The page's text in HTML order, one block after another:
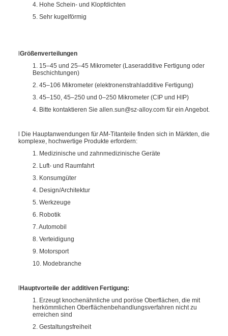
4. Hohe Schein- und Klopfdichten
5. Sehr kugelförmig
lGrößenverteilungen
1. 15–45 und 25–45 Mikrometer (Laseradditive Fertigung oder
Beschichtungen)
2. 45–106 Mikrometer (elektronenstrahladditive Fertigung)
3. 45–150, 45–250 und 0–250 Mikrometer (CIP und HIP)
4. Bitte kontaktieren Sie allen.sun@sz-alloy.com für ein Angebot.
l Die Hauptanwendungen für AM-Titanteile finden sich in Märkten, die
komplexe, hochwertige Produkte erfordern:
1. Medizinische und zahnmedizinische Geräte
2. Luft- und Raumfahrt
3. Konsumgüter
4. Design/Architektur
5. Werkzeuge
6. Robotik
7. Automobil
8. Verteidigung
9. Motorsport
10. Modebranche
lHauptvorteile der additiven Fertigung:
1. Erzeugt knochenähnliche und poröse Oberflächen, die mit
herkömmlichen Oberflächenbehandlungsverfahren nicht zu
erreichen sind
2. Gestaltungsfreiheit